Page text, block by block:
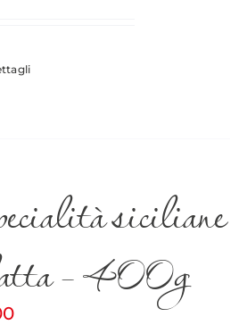
siciliane
– 400g